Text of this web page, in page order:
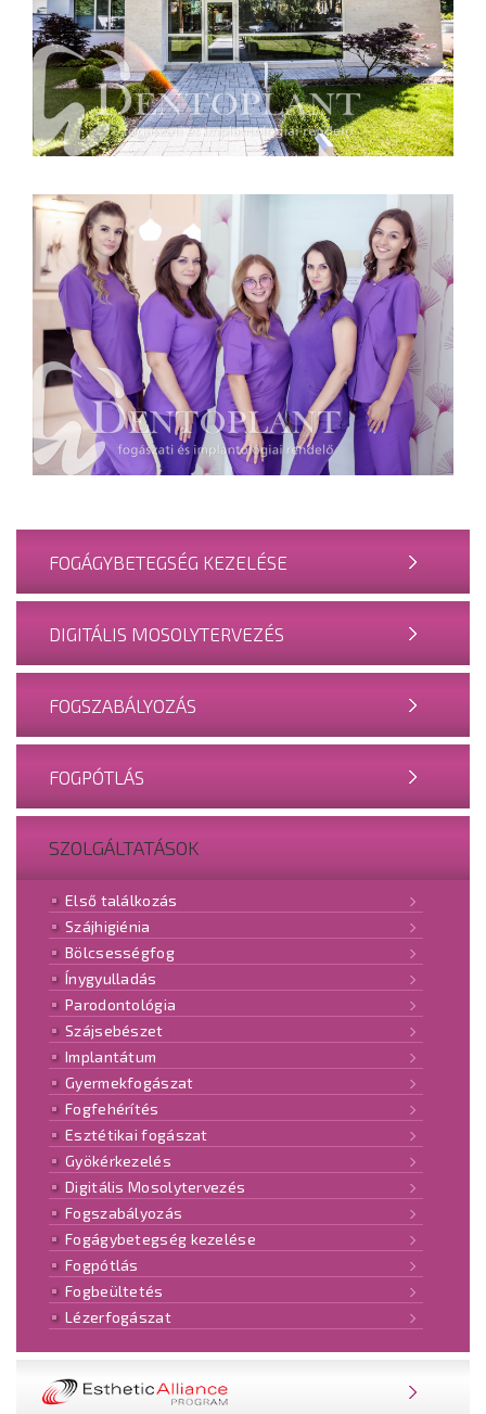
FOGÁGYBETEGSÉG KEZELÉSE
DIGITÁLIS MOSOLYTERVEZÉS
FOGSZABÁLYOZÁS
FOGPÓTLÁS
SZOLGÁLTATÁSOK
Első találkozás
Szájhigiénia
Bölcsességfog
Ínygyulladás
Parodontológia
Szájsebészet
Implantátum
Gyermekfogászat
Fogfehérítés
Esztétikai fogászat
Gyökérkezelés
Digitális Mosolytervezés
Fogszabályozás
Fogágybetegség kezelése
Fogpótlás
Fogbeültetés
Lézerfogászat
NOBEL ESTHETIC ALLIANCE® PROGRAM